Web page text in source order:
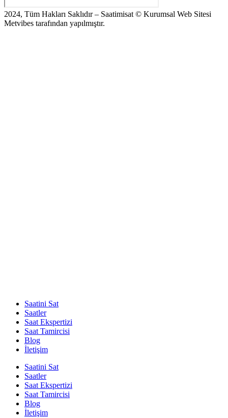
2024, Tüm Hakları Saklıdır – Saatimisat © Kurumsal Web Sitesi
Metvibes tarafından yapılmıştır.
Saatini Sat
Saatler
Saat Ekspertizi
Saat Tamircisi
Blog
İletişim
Saatini Sat
Saatler
Saat Ekspertizi
Saat Tamircisi
Blog
İletişim